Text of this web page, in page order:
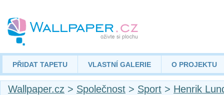
PŘIDAT TAPETU VLASTNÍ GALERIE O PROJEKTU
Wallpaper.cz > Společnost > Sport > Henrik